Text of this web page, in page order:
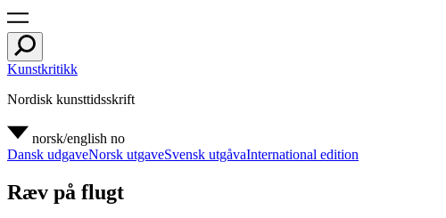
Kunstkritikk
Nordisk kunsttidsskrift
norsk/english no
Dansk udgaveNorsk utgaveSvensk utgåvaInternational edition
Ræv på flugt